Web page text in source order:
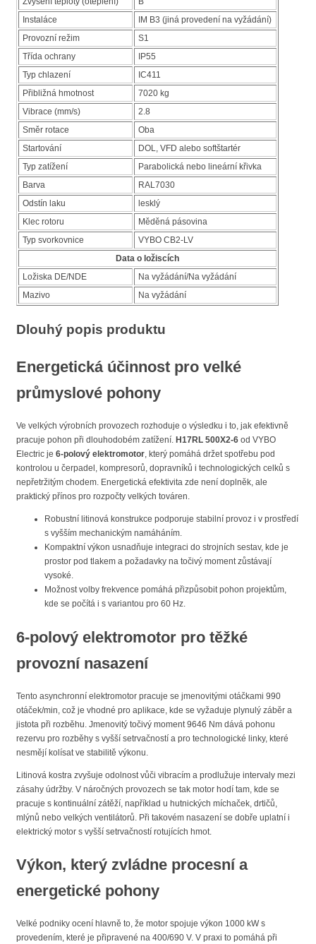
Instaláce
IM B3 (jiná provedení na vyžádání)
Provozní režim
S1
Třída ochrany
IP55
Typ chlazení
IC411
Přibližná hmotnost
7020 kg
Vibrace (mm/s)
2.8
Směr rotace
Oba
Startování
DOL, VFD alebo softštartér
Typ zatížení
Parabolická nebo lineární křivka
Barva
RAL7030
Odstín laku
lesklý
Klec rotoru
Měděná pásovina
Typ svorkovnice
VYBO CB2-LV
Data o ložiscích
Ložiska DE/NDE
Na vyžádání/Na vyžádání
Mazivo
Na vyžádání
Dlouhý popis produktu
Energetická účinnost pro velké
průmyslové pohony
Ve velkých výrobních provozech rozhoduje o výsledku i to, jak efektivně
pracuje pohon při dlouhodobém zatížení. H17RL 500X2-6 od VYBO
Electric je 6-polový elektromotor, který pomáhá držet spotřebu pod
kontrolou u čerpadel, kompresorů, dopravníků i technologických celků s
nepřetržitým chodem. Energetická efektivita zde není doplněk, ale
praktický přínos pro rozpočty velkých továren.
Robustní litinová konstrukce podporuje stabilní provoz i v prostředí
s vyšším mechanickým namáháním.
Kompaktní výkon usnadňuje integraci do strojních sestav, kde je
prostor pod tlakem a požadavky na točivý moment zůstávají
vysoké.
Možnost volby frekvence pomáhá přizpůsobit pohon projektům,
kde se počítá i s variantou pro 60 Hz.
6-polový elektromotor pro těžké
provozní nasazení
Tento asynchronní elektromotor pracuje se jmenovitými otáčkami 990
otáček/min, což je vhodné pro aplikace, kde se vyžaduje plynulý záběr a
jistota při rozběhu. Jmenovitý točivý moment 9646 Nm dává pohonu
rezervu pro rozběhy s vyšší setrvačností a pro technologické linky, které
nesmějí kolísat ve stabilitě výkonu.
Litinová kostra zvyšuje odolnost vůči vibracím a prodlužuje intervaly mezi
zásahy údržby. V náročných provozech se tak motor hodí tam, kde se
pracuje s kontinuální zátěží, například u hutnických míchaček, drtičů,
mlýnů nebo velkých ventilátorů. Při takovém nasazení se dobře uplatní i
elektrický motor s vyšší setrvačností rotujících hmot.
Výkon, který zvládne procesní a
energetické pohony
Velké podniky ocení hlavně to, že motor spojuje výkon 1000 kW s
provedením, které je připravené na 400/690 V. V praxi to pomáhá při